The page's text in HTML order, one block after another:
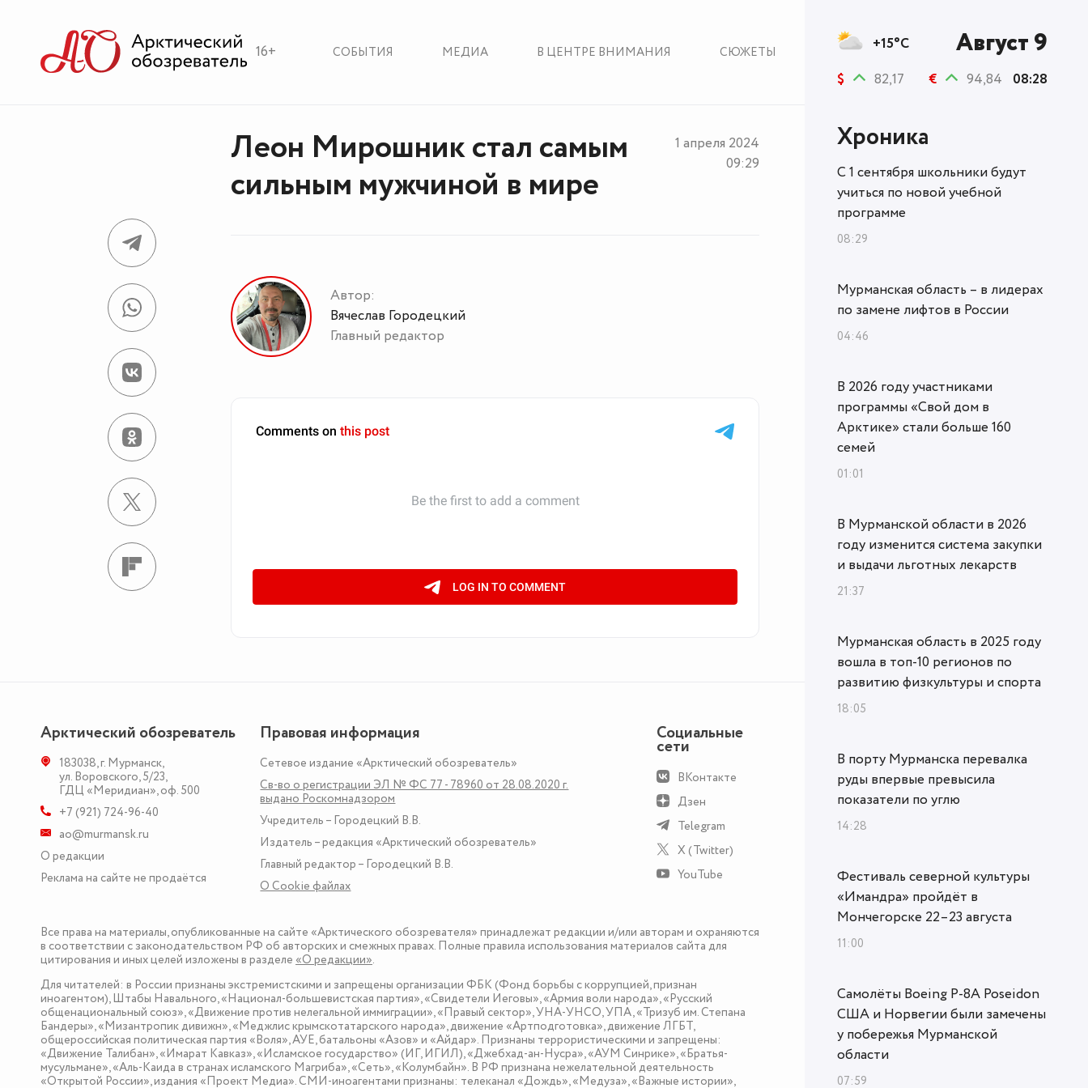
16+ СОБЫТИЯ МЕДИА В ЦЕНТРЕ ВНИМАНИЯ СЮЖЕТЫ
Леон Мирошник стал самым
сильным мужчиной в мире
1 апреля 2024
09:29
Автор:
Вячеслав Городецкий
Главный редактор
Арктический обозреватель
183038,г. Мурманск,
ул. Воровского, 5/23,
ГДЦ «Меридиан», оф. 500
+7 (921) 724-96-40
ao@murmansk.ru
О редакции
Реклама на сайте не продаётся
Правовая информация
Сетевое издание «Арктический обозреватель»
Св-во о регистрации ЭЛ № ФС 77 - 78960 от 28.08.2020 г.
выдано Роскомнадзором
Учредитель – Городецкий В.В.
Издатель – редакция «Арктический обозреватель»
Главный редактор – Городецкий В.В.
О Сookie файлах
Социальные
сети
ВКонтакте
Дзен
Telegram
X (Twitter)
YouTube
Все права на материалы, опубликованные на сайте «Арктического обозревателя» принадлежат редакции и/или авторам и охраняются
в соответствии с законодательством РФ об авторских и смежных правах. Полные правила использования материалов сайта для
цитирования и иных целей изложены в разделе «О редакции».
Для читателей: в России признаны экстремистскими и запрещены организации ФБК (Фонд борьбы с коррупцией, признан
иноагентом), Штабы Навального, «Национал-большевистская партия», «Свидетели Иеговы», «Армия воли народа», «Русский
общенациональный союз», «Движение против нелегальной иммиграции», «Правый сектор», УНА-УНСО, УПА, «Тризуб им. Степана
Бандеры», «Мизантропик дивижн», «Меджлис крымскотатарского народа», движение «Артподготовка», движение ЛГБТ,
общероссийская политическая партия «Воля», АУЕ, батальоны «Азов» и «Айдар». Признаны террористическими и запрещены:
«Движение Талибан», «Имарат Кавказ», «Исламское государство» (ИГ, ИГИЛ), «Джебхад-ан-Нусра», «АУМ Синрике», «Братья-
мусульмане», «Аль-Каида в странах исламского Магриба», «Сеть», «Колумбайн». В РФ признана нежелательной деятельность
«Открытой России», издания «Проект Медиа». СМИ-иноагентами признаны: телеканал «Дождь», «Медуза», «Важные истории»,
+15°C Август 9
$ 82,17 € 94,84 08:28
Хроника
С 1 сентября школьники будут
учиться по новой учебной
программе
08:29
Мурманская область – в лидерах
по замене лифтов в России
04:46
В 2026 году участниками
программы «Свой дом в
Арктике» стали больше 160
семей
01:01
В Мурманской области в 2026
году изменится система закупки
и выдачи льготных лекарств
21:37
Мурманская область в 2025 году
вошла в топ‑10 регионов по
развитию физкультуры и спорта
18:05
В порту Мурманска перевалка
руды впервые превысила
показатели по углю
14:28
Фестиваль северной культуры
«Имандра» пройдёт в
Мончегорске 22–23 августа
11:00
Самолёты Boeing P-8A Poseidon
США и Норвегии были замечены
у побережья Мурманской
области
07:59